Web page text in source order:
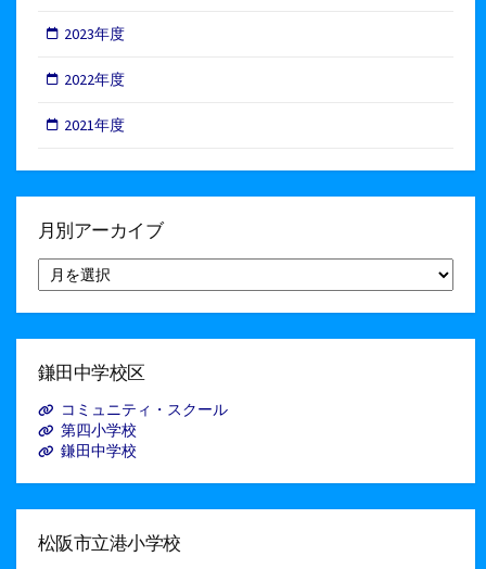
2023年度
2022年度
2021年度
月別アーカイブ
別
ア
イ
鎌田中学校区
コミュニティ・スクール
第四小学校
鎌田中学校
松阪市立港小学校